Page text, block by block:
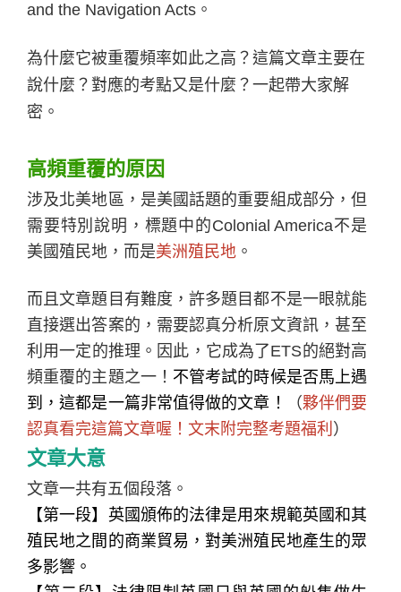
and the Navigation Acts 。
為什麼它被重覆頻率如此之高？這篇文章主要在
說什麼？對應的考點又是什麼？一起帶大家解
密。
高頻重覆的原因
涉及北美地區，是美國話題的重要組成部分，但
需要特別說明，標題中的Colonial America不是
美國殖民地，而是美洲殖民地 。
而且文章題目有難度，許多題目都不是一眼就能
直接選出答案的， 需要認真分析原文資訊，甚至
利用一定的推理 。因此，它成為了ETS的絕對高
頻重覆的主題之一！ 不管考試的時候是否馬上遇
到，這都是一篇非常值得做的文章！
（夥伴們要
認真看完這篇文章喔！文末附完整考題福利 ）
文章大意
文章一共有五個段落。
【第一段】 英國頒佈的法律是用來規範英國和其
殖民地之間的商業貿易，對美洲殖民地產生的眾
多影響。